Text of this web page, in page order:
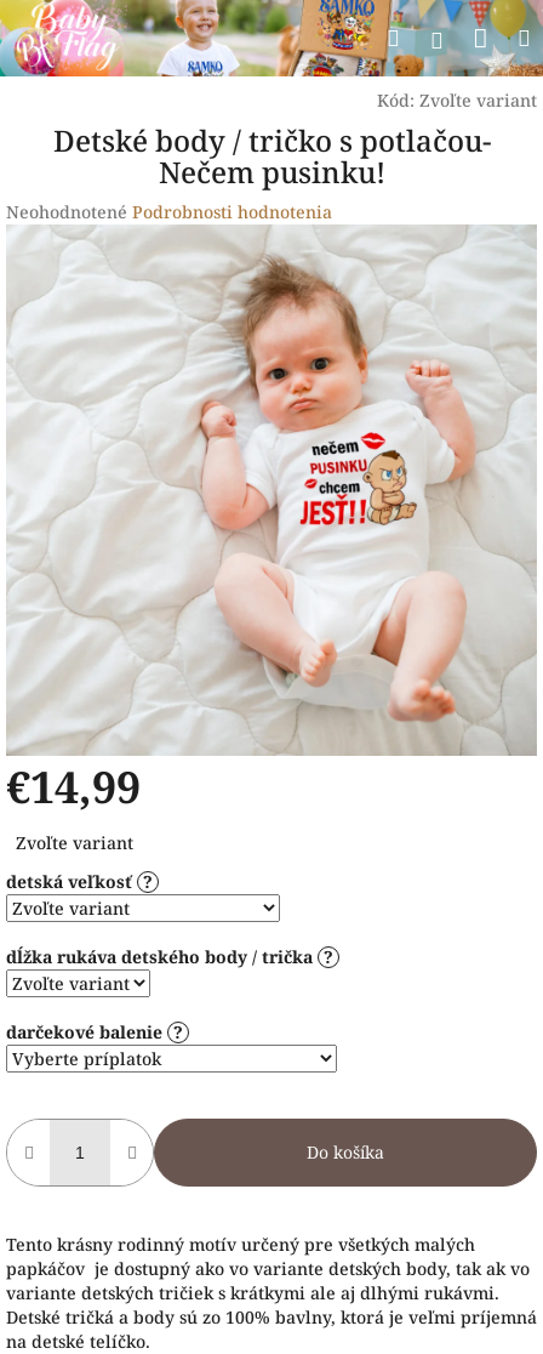
Prejsť
na
obsah
Hľadať
Kód: Zvoľte variant
Detské body / tričko s potlačou-
Nečem pusinku!
Priemerné
hodnotenie
produktu
0,0
z
5
hviezdičiek.
Neohodnotené Podrobnosti hodnotenia
€14,99
cena:
Zvoľte variant
detská veľkosť ?
dĺžka rukáva detského body / trička ?
darčekové balenie ?
Do košíka
Tento krásny rodinný motív určený pre všetkých malých
papkáčov je dostupný ako vo variante detských body, tak ak vo
variante detských tričiek s krátkymi ale aj dlhými rukávmi.
Detské tričká a body sú zo 100% bavlny, ktorá je veľmi príjemná
na detské telíčko.